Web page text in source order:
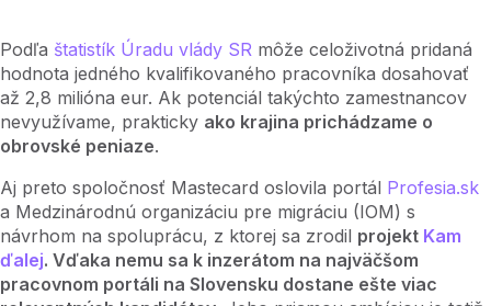
Podľa štatistík Úradu vlády SR môže celoživotná pridaná
hodnota jedného kvalifikovaného pracovníka dosahovať
až 2,8 milióna eur. Ak potenciál takýchto zamestnancov
nevyužívame, prakticky ako krajina prichádzame o
obrovské peniaze.
Aj preto spoločnosť Mastecard oslovila portál Profesia.sk
a Medzinárodnú organizáciu pre migráciu (IOM) s
návrhom na spoluprácu, z ktorej sa zrodil projekt Kam
ďalej. Vďaka nemu sa k inzerátom na najväčšom
pracovnom portáli na Slovensku dostane ešte viac